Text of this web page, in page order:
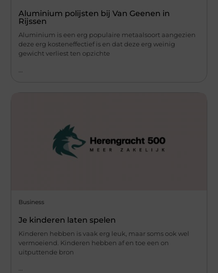
Aluminium polijsten bij Van Geenen in
Rijssen
Aluminium is een erg populaire metaalsoort aangezien
deze erg kosteneffectief is en dat deze erg weinig
gewicht verliest ten opzichte
Business
Je kinderen laten spelen
Kinderen hebben is vaak erg leuk, maar soms ook wel
vermoeiend. Kinderen hebben af en toe een on
uitputtende bron
...